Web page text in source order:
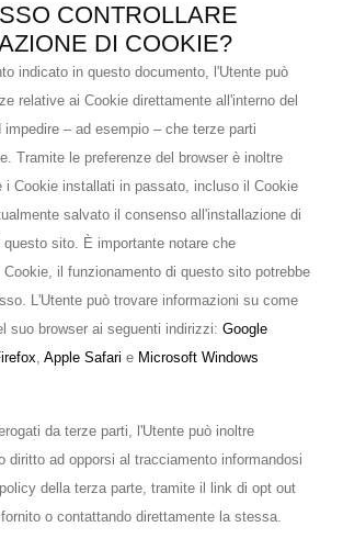
CONTROLLARE
DI COOKIE?
indicato in questo documento, l'Utente può
relative ai Cookie direttamente all'interno del
impedire – ad esempio – che terze parti
Tramite le preferenze del browser è inoltre
i Cookie installati in passato, incluso il Cookie
salvato il consenso all'installazione di
questo sito. È importante notare che
il funzionamento di questo sito potrebbe
L'Utente può trovare informazioni su come
suo browser ai seguenti indirizzi: Google
, Apple Safari e Microsoft Windows
da terze parti, l'Utente può inoltre
diritto ad opporsi al tracciamento informandosi
della terza parte, tramite il link di opt out
o contattando direttamente la stessa.